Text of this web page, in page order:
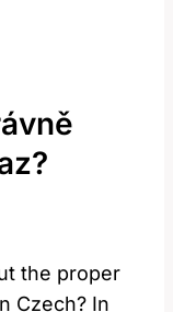
the proper
Czech? In